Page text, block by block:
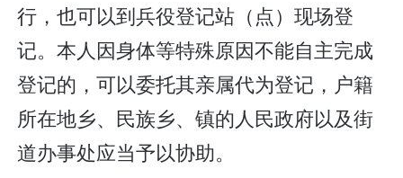
行，也可以到兵役登记站（点）现场登
记。本人因身体等特殊原因不能自主完成
登记的，可以委托其亲属代为登记，户籍
所在地乡、民族乡、镇的人民政府以及街
道办事处应当予以协助。